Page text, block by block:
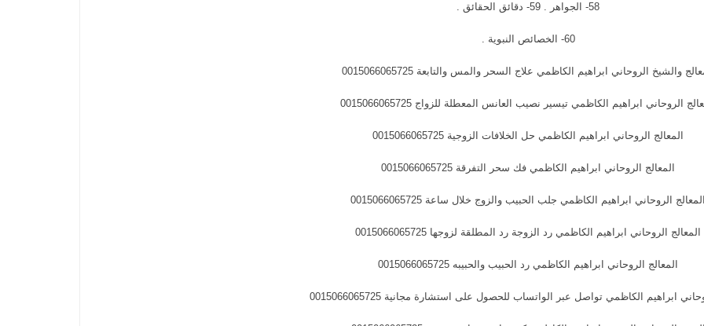
58- الجواهر . 59- دقائق الحقائق .
60- الخصائص النبوية .
والشيخ الروحاني ابراهيم الكاظمي علاج السحر والمس والتابعة 0015066065725
الروحاني ابراهيم الكاظمي تيسير نصيب العانس المعطلة للزواج 0015066065725
المعالج الروحاني ابراهيم الكاظمي حل الخلافات الزوجية 0015066065725
المعالج الروحاني ابراهيم الكاظمي فك سحر التفرقة 0015066065725
المعالج الروحاني ابراهيم الكاظمي جلب الحبيب والزوج خلال ساعة 0015066065725
المعالج الروحاني ابراهيم الكاظمي رد الزوجة رد المطلقة لزوجها 0015066065725
المعالج الروحاني ابراهيم الكاظمي رد الحبيب والحبيبه 0015066065725
ابراهيم الكاظمي تواصل عبر الواتساب للحصول على استشارة مجانية 0015066065725